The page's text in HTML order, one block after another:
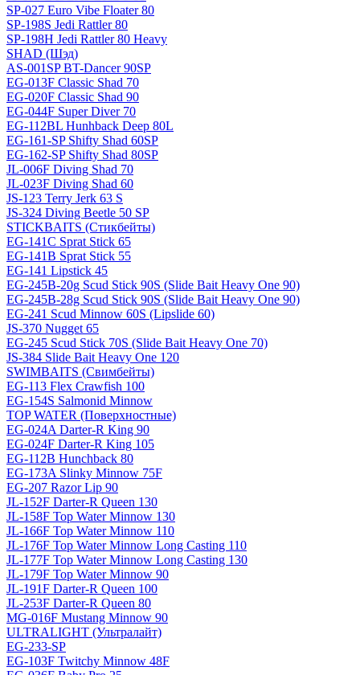
SP-027 Euro Vibe Floater 80
SP-198S Jedi Rattler 80
SP-198H Jedi Rattler 80 Heavy
SHAD (Шэд)
AS-001SP BT-Dancer 90SP
EG-013F Classic Shad 70
EG-020F Classic Shad 90
EG-044F Super Diver 70
EG-112BL Hunhback Deep 80L
EG-161-SP Shifty Shad 60SP
EG-162-SP Shifty Shad 80SP
JL-006F Diving Shad 70
JL-023F Diving Shad 60
JS-123 Terry Jerk 63 S
JS-324 Diving Beetle 50 SP
STICKBAITS (Стикбейты)
EG-141C Sprat Stick 65
EG-141B Sprat Stick 55
EG-141 Lipstick 45
EG-245B-20g Scud Stick 90S (Slide Bait Heavy One 90)
EG-245B-28g Scud Stick 90S (Slide Bait Heavy One 90)
EG-241 Scud Minnow 60S (Lipslide 60)
JS-370 Nugget 65
EG-245 Scud Stick 70S (Slide Bait Heavy One 70)
JS-384 Slide Bait Heavy One 120
SWIMBAITS (Свимбейты)
EG-113 Flex Crawfish 100
EG-154S Salmonid Minnow
TOP WATER (Поверхностные)
EG-024A Darter-R King 90
EG-024F Darter-R King 105
EG-112B Hunchback 80
EG-173A Slinky Minnow 75F
EG-207 Razor Lip 90
JL-152F Darter-R Queen 130
JL-158F Top Water Minnow 130
JL-166F Top Water Minnow 110
JL-176F Top Water Minnow Long Casting 110
JL-177F Top Water Minnow Long Casting 130
JL-179F Top Water Minnow 90
JL-191F Darter-R Queen 100
JL-253F Darter-R Queen 80
MG-016F Mustang Minnow 90
ULTRALIGHT (Ультралайт)
EG-233-SP
EG-103F Twitchy Minnow 48F